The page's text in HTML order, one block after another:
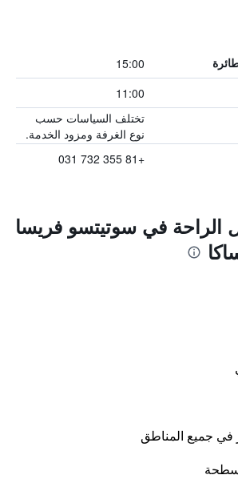
15:00
11:00
تختلف السياسات حسب
نوع الغرفة ومزود الخدمة.
+81 355 732 031
الراحة في سوتيتسو فريسا
في جميع المناطق